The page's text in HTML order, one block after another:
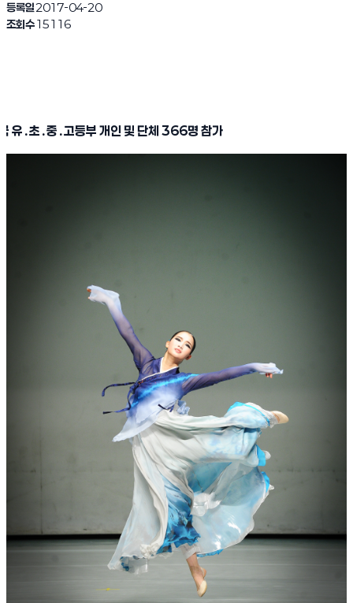
등록일2017-04-20
조회수15116
유 ․초 ․중 ․고등부 개인 및 단체366명 참가